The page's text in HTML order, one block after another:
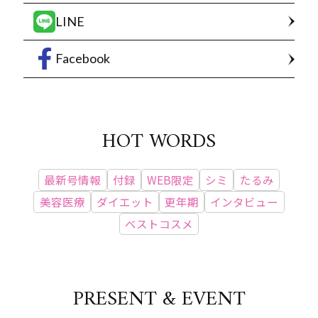
LINE
Facebook
HOT WORDS
最新号情報 付録 WEB限定 シミ
たるみ
美容医療
ダイエット 更年期
インタビュー
ベストコスメ
PRESENT & EVENT